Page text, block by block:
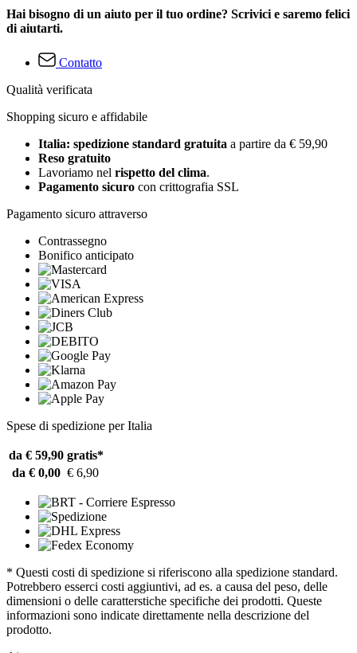
Hai bisogno di un aiuto per il tuo ordine? Scrivici e saremo felici
di aiutarti.
Contatto
Qualità verificata
Shopping sicuro e affidabile
Italia: spedizione standard gratuita a partire da € 59,90
Reso gratuito
Lavoriamo nel rispetto del clima.
Pagamento sicuro con crittografia SSL
Pagamento sicuro attraverso
Contrassegno
Bonifico anticipato
Spese di spedizione per Italia
da € 59,90 gratis*
da € 0,00 € 6,90
* Questi costi di spedizione si riferiscono alla spedizione standard.
Potrebbero esserci costi aggiuntivi, ad es. a causa del peso, delle
dimensioni o delle caratterstiche specifiche dei prodotti. Queste
informazioni sono indicate direttamente nella descrizione del
prodotto.